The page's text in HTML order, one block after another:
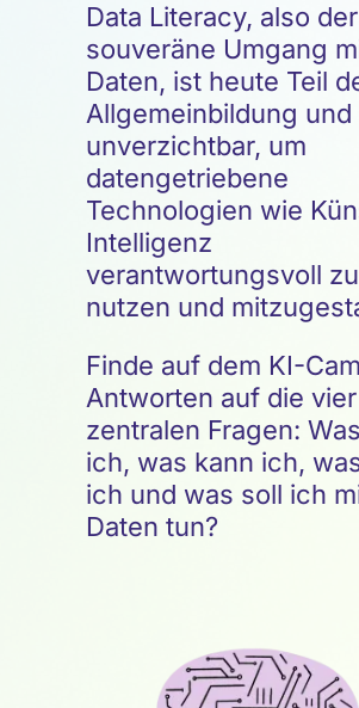
Data Literacy, also der
souveräne Umgang
Daten, ist heute Teil
Allgemeinbildung und
unverzichtbar, um
datengetriebene
Technologien wie
Intelligenz
verantwortungsvoll zu
nutzen und
Finde auf dem KI-
Antworten auf die vier
zentralen Fragen:
ich, was kann ich,
ich und was soll ich
Daten tun?